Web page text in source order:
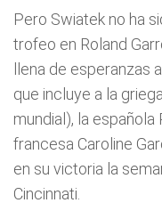
Pero Swiatek no ha
trofeo en Roland
llena de esperanzas
que incluye a la
mundial), la española
francesa Caroline
en su victoria la
Cincinnati.